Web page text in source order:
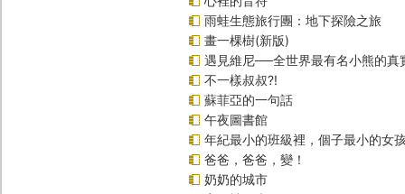
雨蛙生態旅行團：地下探險之旅
畫一棵樹(新版)
遇見維尼──全世界最有名小熊的真
不一樣叔叔?!
蘇菲亞的一句話
午夜圖書館
年紀最小的班級裡，個子最小的女
爸爸，爸爸，變！
奶奶的城市